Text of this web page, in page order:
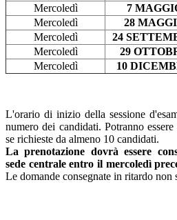
Mercoledì
7
Mercoledì
28
Mercoledì
24
Mercoledì
29
Mercoledì
10
L'orario di inizio della sessione
numero dei candidati. Potranno
se richieste da almeno 10 candidati.
La prenotazione dovrà essere
sede centrale entro il mercoledì
Le domande consegnate in ritardo non